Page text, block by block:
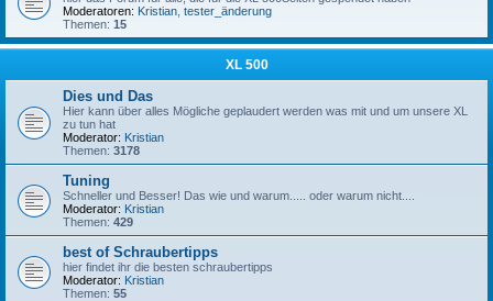
Moderatoren: Kristian tester_änderung
Themen: 15
XL 500
Dies und Das
Hier kann über alles Mögliche geplaudert werden was mit und um unsere XL
zu tun hat
Moderator: Kristian
Themen: 3178
Tuning
Schneller und Besser! Das wie und warum..... oder warum nicht....
Moderator: Kristian
Themen: 429
best of Schraubertipps
hier findet ihr die besten schraubertipps
Moderator: Kristian
Themen: 55